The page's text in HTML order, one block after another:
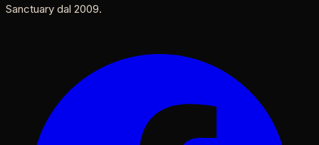
Sanctuary dal 2009.